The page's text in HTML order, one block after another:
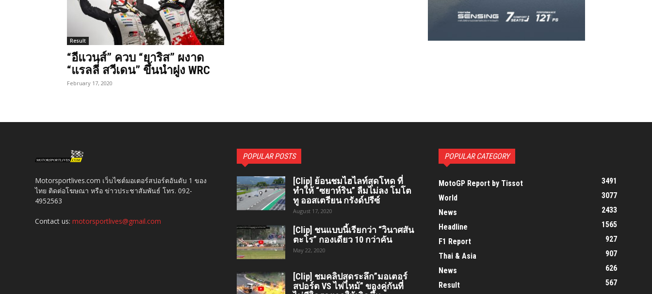
Result
“อีแวนส์” ควบ “ยาริส” ผงาด
“แรลลี่ สวีเดน” ขึ้นนำฝูง WRC
February 17, 2020
Motorsportlives.com เว็บไซต์มอเตอร์สปอร์ตอันดับ 1 ของ
ไทย ติดต่อโฆษณา หรือ ข่าวประชาสัมพันธ์ โทร. 092-
4952563
Contact us: motorsportlives@gmail.com
POPULAR POSTS
[Clip] ย้อนชมไฮไลท์สุดโหด ที่
ทำให้ “ซยาห์ริน” ลืมไม่ลง โมโต
ทู ออสเตรียน กรังด์ปรีซ์
August 17, 2020
[Clip] ชนแบบนี้เรียกว่า “วินาศสัน
ตะโร”​ กองเดียว 10 กว่าคัน
May 22, 2020
[Clip] ชมคลิปสุดระลึก”มอเตอร์
สปอร์ต VS ไฟไหม้” ของคู่กันที่
POPULAR CATEGORY
MotoGP Report by Tissot
3491
World
3077
News
2433
Headline
1565
F1 Report
927
Thai & Asia
907
News
626
Result
567